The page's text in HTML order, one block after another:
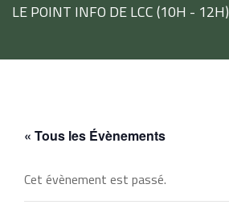
LE POINT INFO DE LCC (10H - 12H)
« Tous les Évènements
Cet évènement est passé.